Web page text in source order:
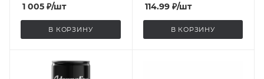
1 005 ₽/шт
В КОРЗИНУ
114.99₽/шт
В КОРЗИНУ